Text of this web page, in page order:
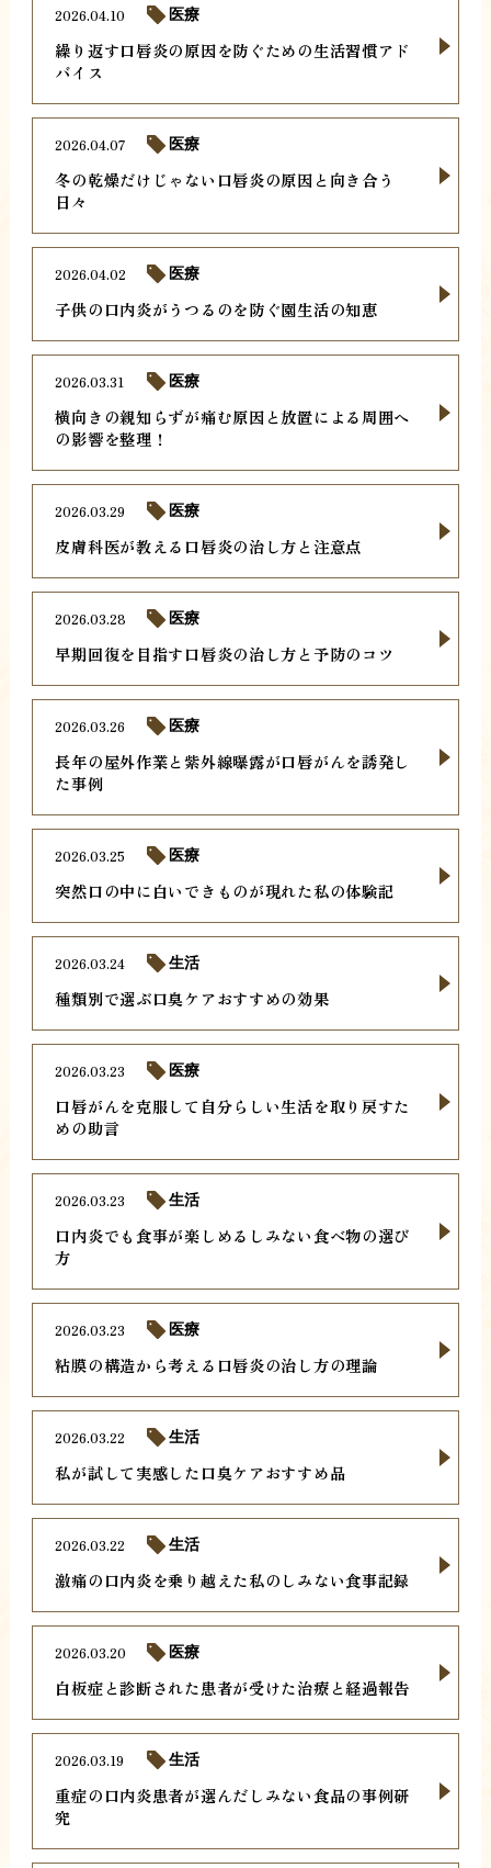
繰り返す口唇炎の原因を防ぐための生活習慣アド
バイス
2026.04.10 医療
冬の乾燥だけじゃない口唇炎の原因と向き合う
日々
2026.04.07 医療
子供の口内炎がうつるのを防ぐ園生活の知恵
2026.04.02 医療
横向きの親知らずが痛む原因と放置による周囲へ
の影響を整理！
2026.03.31 医療
皮膚科医が教える口唇炎の治し方と注意点
2026.03.29 医療
早期回復を目指す口唇炎の治し方と予防のコツ
2026.03.28 医療
長年の屋外作業と紫外線曝露が口唇がんを誘発し
た事例
2026.03.26 医療
突然口の中に白いできものが現れた私の体験記
2026.03.25 医療
種類別で選ぶ口臭ケアおすすめの効果
2026.03.24 生活
口唇がんを克服して自分らしい生活を取り戻すた
めの助言
2026.03.23 医療
口内炎でも食事が楽しめるしみない食べ物の選び
方
2026.03.23 生活
粘膜の構造から考える口唇炎の治し方の理論
2026.03.23 医療
私が試して実感した口臭ケアおすすめ品
2026.03.22 生活
激痛の口内炎を乗り越えた私のしみない食事記録
2026.03.22 生活
白板症と診断された患者が受けた治療と経過報告
2026.03.20 医療
重症の口内炎患者が選んだしみない食品の事例研
究
2026.03.19 生活